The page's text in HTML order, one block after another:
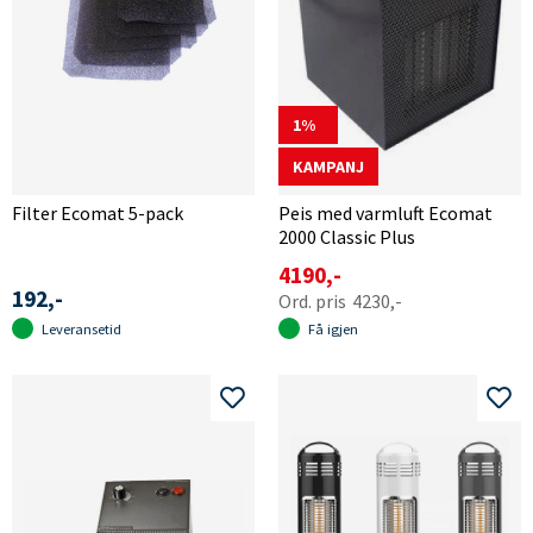
Filter Ecomat 5-pack
192,-
Leveransetid
1
KAMPANJ
Peis med varmluft Ecomat
2000 Classic Plus
4190,-
4230,-
Få igjen